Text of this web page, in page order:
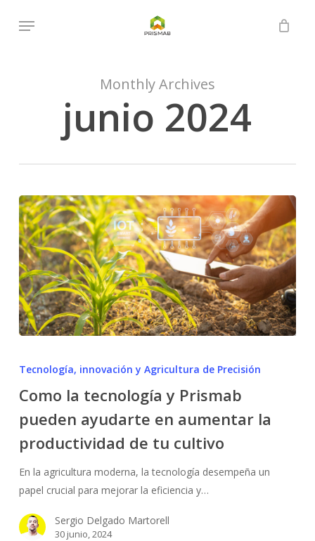
Menu
Close
Monthly Archives
junio 2024
y
Prismab
pueden
ayudarte
en
aumentar
productividad
Tecnología, innovación y Agricultura de Precisión
Como la tecnología y Prismab
pueden ayudarte en aumentar la
productividad de tu cultivo
En la agricultura moderna, la tecnología desempeña un
papel crucial para mejorar la eficiencia y…
Sergio Delgado Martorell
30 junio, 2024